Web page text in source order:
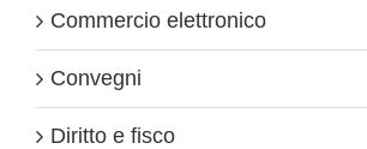
Commercio elettronico
Convegni
Diritto e fisco